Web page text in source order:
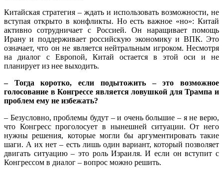
Китайская стратегия – ждать и использовать возможности, не
вступая открыто в конфликты. Но есть важное «но»: Китай
активно сотрудничает с Россией. Он наращивает помощь
Ирану и поддерживает российскую экономику и ВПК. Это
означает, что он не является нейтральным игроком. Несмотря
на диалог с Европой, Китай остается в этой оси и не
планирует из нее выходить.
– Тогда коротко, если подытожить – это возможное
голосование в Конгрессе является ловушкой для Трампа и
проблем ему не избежать?
– Безусловно, проблемы будут – и очень большие – я не верю,
что Конгресс проголосует в нынешней ситуации. От него
нужны решения, которые могли бы аргументировать такие
шаги. А их нет – есть лишь один вариант, который позволяет
двигать ситуацию – это роль Израиля. И если он вступит с
Конгрессом в диалог – вопрос можно решить.